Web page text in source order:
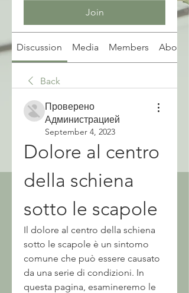
Join
Discussion Media Members About
Back
Проверено
Администрацией
September 4, 2023
Dolore al centro
della schiena
sotto le scapole
Il dolore al centro della schiena
sotto le scapole è un sintomo
comune che può essere causato
da una serie di condizioni. In
questa pagina, esamineremo le